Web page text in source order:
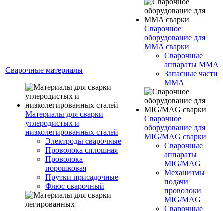
Сварочные материалы
Материалы для сварки
углеродистых и
низколегированных сталей
Электроды сварочные
Проволока сплошная
Проволока
порошковая
Прутки присадочные
Флюс сварочный
Сварочное
оборудование для
MMA сварки
Сварочные
аппараты MMA
Запасные части
MMA
Сварочное
оборудование для
MIG/MAG сварки
Сварочные
аппараты
MIG/MAG
Механизмы
подачи
проволоки
MIG/MAG
Сварочные